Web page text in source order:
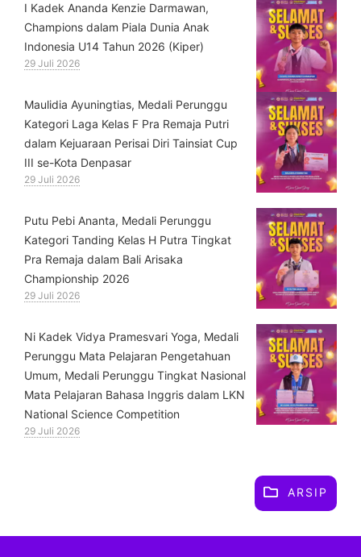
⁠I Kadek Ananda Kenzie Darmawan,
Champions dalam Piala Dunia Anak
Indonesia U14 Tahun 2026 (Kiper)
29 Juli 2026
⁠Maulidia Ayuningtias, Medali Perunggu
Kategori Laga Kelas F Pra Remaja Putri
dalam Kejuaraan Perisai Diri Tainsiat Cup
III se-Kota Denpasar
29 Juli 2026
Putu Pebi Ananta, Medali Perunggu
Kategori Tanding Kelas H Putra Tingkat
Pra Remaja dalam Bali Arisaka
Championship 2026
29 Juli 2026
⁠Ni Kadek Vidya Pramesvari Yoga, Medali
Perunggu Mata Pelajaran Pengetahuan
Umum, Medali Perunggu Tingkat Nasional
Mata Pelajaran Bahasa Inggris dalam LKN
National Science Competition
29 Juli 2026
ARSIP